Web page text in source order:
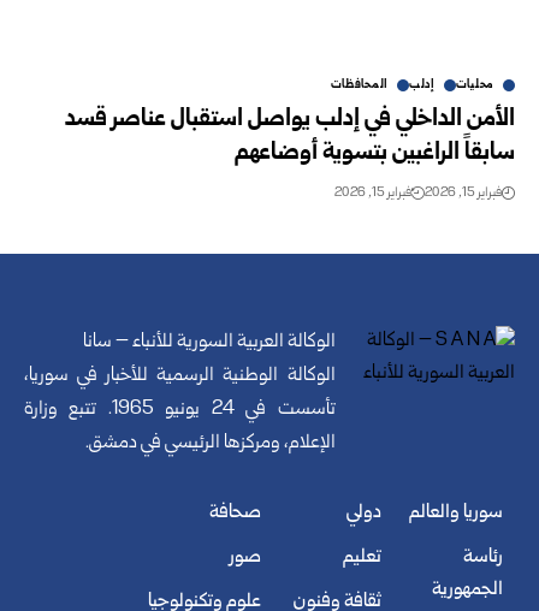
محليات إدلب المحافظات
الأمن الداخلي في إدلب يواصل استقبال عناصر قسد
سابقاً الراغبين بتسوية أوضاعهم
فبراير 15, 2026 فبراير 15, 2026
الوكالة العربية السورية للأنباء – سانا
الوكالة الوطنية الرسمية للأخبار في سوريا،
تأسست في 24 يونيو 1965. تتبع وزارة
الإعلام، ومركزها الرئيسي في دمشق.
سوريا والعالم
رئاسة
الجمهورية
دولي
تعليم
ثقافة وفنون
صحافة
صور
علوم وتكنولوجيا